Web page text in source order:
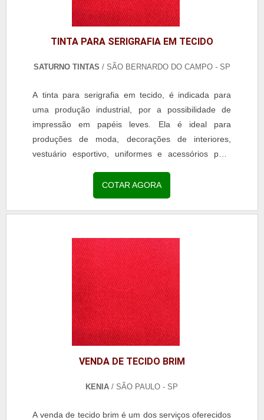
TINTA PARA SERIGRAFIA EM TECIDO
SATURNO TINTAS / SÃO BERNARDO DO CAMPO - SP
A tinta para serigrafia em tecido, é indicada para
uma produção industrial, por a possibilidade de
impressão em papéis leves. Ela é ideal para
produções de moda, decorações de interiores,
vestuário esportivo, uniformes e acessórios para
COTAR AGORA
VENDA DE TECIDO BRIM
KENIA / SÃO PAULO - SP
A venda de tecido brim é um dos serviços oferecidos